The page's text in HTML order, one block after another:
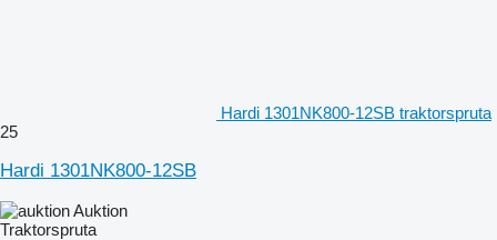
Hardi 1301NK800-12SB traktorspruta
25
Hardi 1301NK800-12SB
Auktion
Traktorspruta